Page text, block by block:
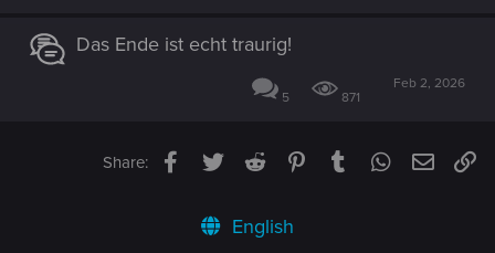
Das Ende ist echt traurig!
5 871
Feb 2, 2026
Share: Facebook
TwitterReddit PinterestTumblrWhatsApp
Email
English